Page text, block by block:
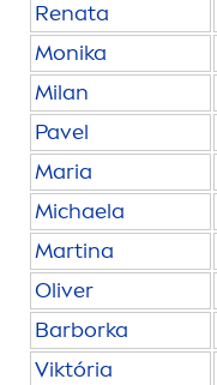
Renata
Monika
Milan
Pavel
Maria
Michaela
Martina
Oliver
Barborka
Viktória